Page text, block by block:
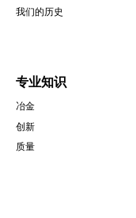
我们的历史
专业知识
冶金
创新
质量